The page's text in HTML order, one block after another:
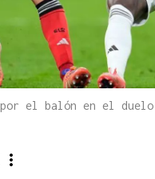
el balón en el